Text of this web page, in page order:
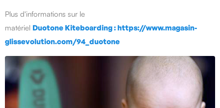
Plus d'informations sur le
matériel Duotone Kiteboarding: https://www.magasin-
glissevolution.com/94_duotone